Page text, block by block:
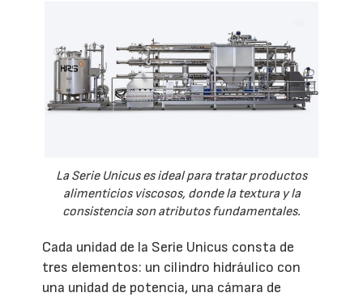
La Serie Unicus es ideal para tratar productos
alimenticios viscosos, donde la textura y la
consistencia son atributos fundamentales.
Cada unidad de la Serie Unicus consta de
tres elementos: un cilindro hidráulico con
una unidad de potencia, una cámara de